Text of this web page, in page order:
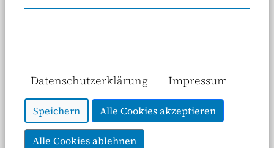
Datenschutzerklärung | Impressum
Speichern Alle Cookies akzeptieren
Alle Cookies ablehnen